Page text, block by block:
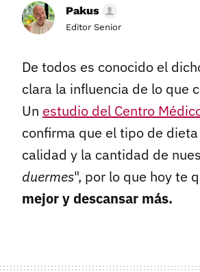
Pakus
Editor Senior
De todos es conocido el
clara la influencia de lo que
Un estudio del Centro
confirma que el tipo de
calidad y la cantidad de
duermes", por lo que hoy te
mejor y descansar más.